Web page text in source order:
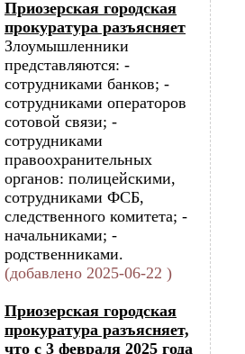
Приозерская городская
прокуратура разъясняет
Злоумышленники
представляются: -
сотрудниками банков; -
сотрудниками операторов
сотовой связи; -
сотрудниками
правоохранительных
органов: полицейскими,
сотрудниками ФСБ,
следственного комитета; -
начальниками; -
родственниками.
(добавлено 2025-06-22 )
Приозерская городская
прокуратура разъясняет,
что с 3 февраля 2025 года